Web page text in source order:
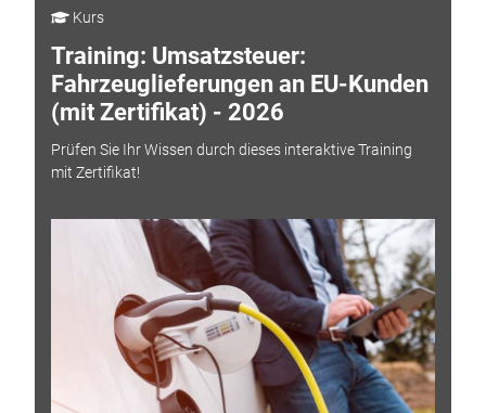
Kurs
Training: Umsatzsteuer:
Fahrzeuglieferungen an EU-Kunden
(mit Zertifikat) - 2026
Prüfen Sie Ihr Wissen durch dieses interaktive Training
mit Zertifikat!